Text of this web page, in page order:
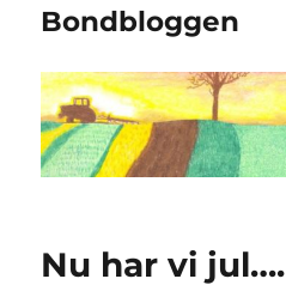
Bondbloggen
Nu har vi jul….